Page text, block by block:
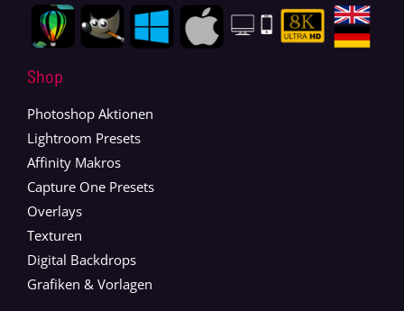
Shop
Photoshop Aktionen
Lightroom Presets
Affinity Makros
Capture One Presets
Overlays
Texturen
Digital Backdrops
Grafiken & Vorlagen